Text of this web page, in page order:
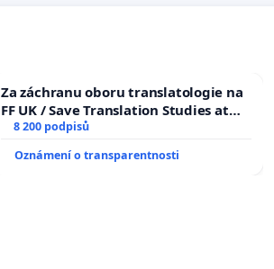
Za záchranu oboru translatologie na
FF UK / Save Translation Studies at
the Faculty of Arts, Charles
University
8 200 podpisů
Oznámení o transparentnosti